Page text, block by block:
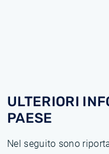
ULTERIORI
PAESE
Nel seguito sono